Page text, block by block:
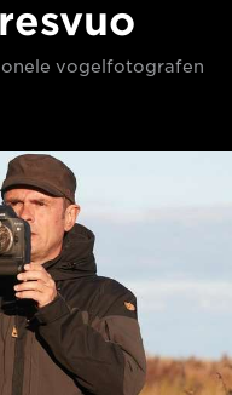
vogelfotografen